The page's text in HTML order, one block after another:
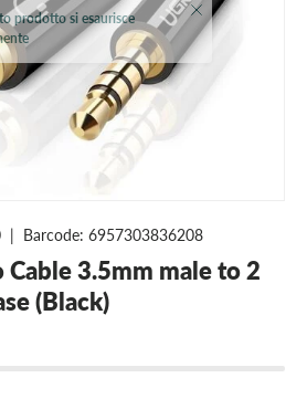
prodotto si esaurisce
Close
| Barcode: 6957303836208
Cable 3.5mm male to 2
(Black)